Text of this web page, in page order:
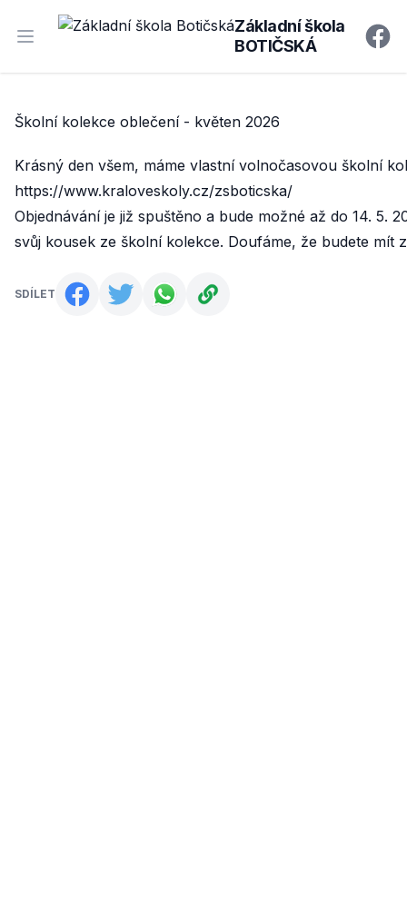
Open main menu
Základní škola
BOTIČSKÁ
Školní kolekce oblečení - květen 2026
Krásný den všem, máme vlastní volnočasovou školní
https://www.kraloveskoly.cz/zsboticska/
Objednávání je již spuštěno a bude možné až do 14. 5.
svůj kousek ze školní kolekce. Doufáme, že budete mít
SDÍLET